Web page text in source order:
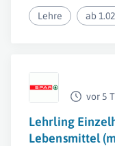
Lehre ab
vor 5 T
Lehrling
Lebensmittel